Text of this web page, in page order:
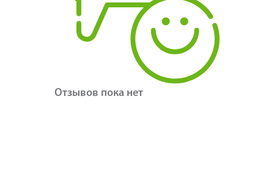
Отзывов пока нет